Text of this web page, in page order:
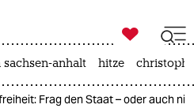
ich
ich

taz zahl ich
sachsen-anhalt hitze
Frag den Staat – oder auch